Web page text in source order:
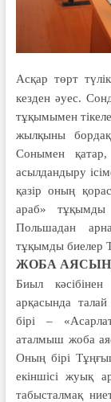
Асқар төрт
кезден әуес.
тұқымымен
жылқыны
Сонымен
асылдандыру
қазір оның
араб»
Польшадан
тұқымды биелер
ЖОБА
Биыл
арқасында
бірі –
аталмыш жоба
Оның бірі
екіншісі жуық
табысталмақ